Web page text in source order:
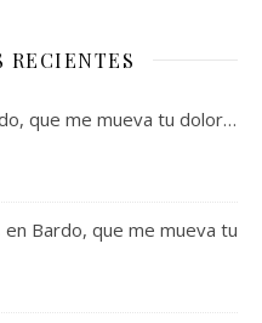
RECIENTES
que me mueva tu dolor…
en Bardo, que me mueva tu